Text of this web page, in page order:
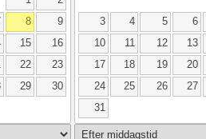
8
9
15
16
22
23
29
30
3
4 5 6
10
11 12 13
17
18 19 20
24
25 26 27
31